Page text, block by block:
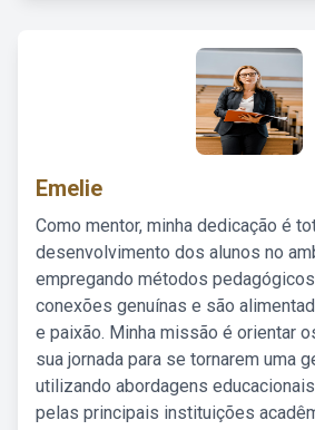
Emelie
Como mentor, minha dedicação é
desenvolvimento dos alunos no
empregando métodos
conexões genuínas e são
e paixão. Minha missão é orientar
sua jornada para se tornarem uma
utilizando abordagens
pelas principais instituições